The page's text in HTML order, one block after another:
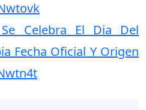
Celebra El Dia Del
Fecha Oficial Y Origen